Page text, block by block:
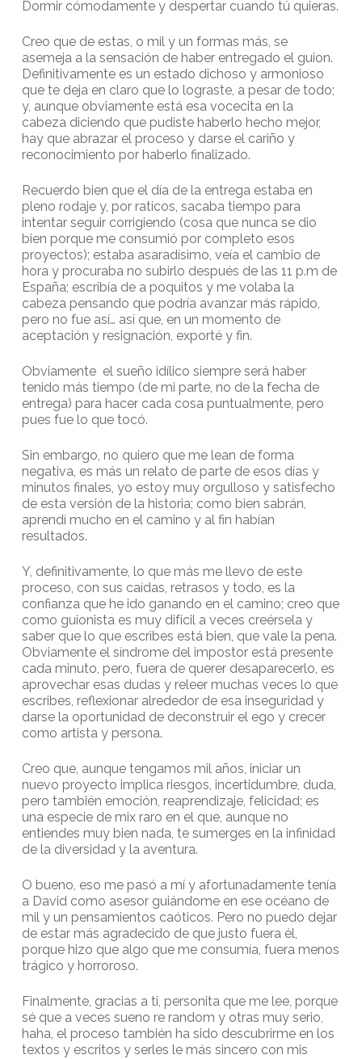
Dormir cómodamente y despertar cuando tú quieras.
Creo que de estas, o mil y un formas más, se
asemeja a la sensación de haber entregado el guion.
Definitivamente es un estado dichoso y armonioso
que te deja en claro que lo lograste, a pesar de todo;
y, aunque obviamente está esa vocecita en la
cabeza diciendo que pudiste haberlo hecho mejor,
hay que abrazar el proceso y darse el cariño y
reconocimiento por haberlo finalizado.
Recuerdo bien que el día de la entrega estaba en
pleno rodaje y, por raticos, sacaba tiempo para
intentar seguir corrigiendo (cosa que nunca se dio
bien porque me consumió por completo esos
proyectos); estaba asaradísimo, veía el cambio de
hora y procuraba no subirlo después de las 11 p.m de
España; escribía de a poquitos y me volaba la
cabeza pensando que podría avanzar más rápido,
pero no fue así… así que, en un momento de
aceptación y resignación, exporté y fin.
Obviamente el sueño idílico siempre será haber
tenido más tiempo (de mi parte, no de la fecha de
entrega) para hacer cada cosa puntualmente, pero
pues fue lo que tocó.
Sin embargo, no quiero que me lean de forma
negativa, es más un relato de parte de esos días y
minutos finales, yo estoy muy orgulloso y satisfecho
de esta versión de la historia; como bien sabrán,
aprendí mucho en el camino y al fin habían
resultados.
Y, definitivamente, lo que más me llevo de este
proceso, con sus caídas, retrasos y todo, es la
confianza que he ido ganando en el camino; creo que
como guionista es muy difícil a veces creérsela y
saber que lo que escribes está bien, que vale la pena.
Obviamente el síndrome del impostor está presente
cada minuto, pero, fuera de querer desaparecerlo, es
aprovechar esas dudas y releer muchas veces lo que
escribes, reflexionar alrededor de esa inseguridad y
darse la oportunidad de deconstruir el ego y crecer
como artista y persona.
Creo que, aunque tengamos mil años, iniciar un
nuevo proyecto implica riesgos, incertidumbre, duda,
pero también emoción, reaprendizaje, felicidad; es
una especie de mix raro en el que, aunque no
entiendes muy bien nada, te sumerges en la infinidad
de la diversidad y la aventura.
O bueno, eso me pasó a mí y afortunadamente tenía
a David como asesor guiándome en ese océano de
mil y un pensamientos caóticos. Pero no puedo dejar
de estar más agradecido de que justo fuera él,
porque hizo que algo que me consumía, fuera menos
trágico y horroroso.
Finalmente, gracias a ti, personita que me lee, porque
sé que a veces sueno re random y otras muy serio,
haha, el proceso también ha sido descubrirme en los
textos y escritos y serles le más sincero con mis